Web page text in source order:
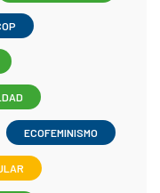
ECOFEMINISMO